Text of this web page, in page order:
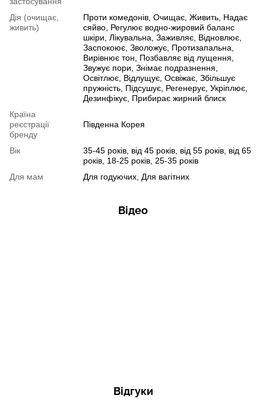
Дія (очищає,
живить)
Проти комедонів, Очищає, Живить, Надає
сяйво, Регулює водно-жировий баланс
шкіри, Лікувальна, Заживляє, Відновлює,
Заспокоює, Зволожує, Протизапальна,
Вирівнює тон, Позбавляє від лущення,
Звужує пори, Знімає подразнення,
Освітлює, Відлущує, Освіжає, Збільшує
пружність, Підсушує, Регенерує, Укріплює,
Дезинфікує, Прибирає жирний блиск
Країна
реєстрації
бренду
Південна Корея
Вік
35-45 років, від 45 років, від 55 років, від 65
років, 18-25 років, 25-35 років
Для мам
Для годуючих, Для вагітних
Відео
Відгуки